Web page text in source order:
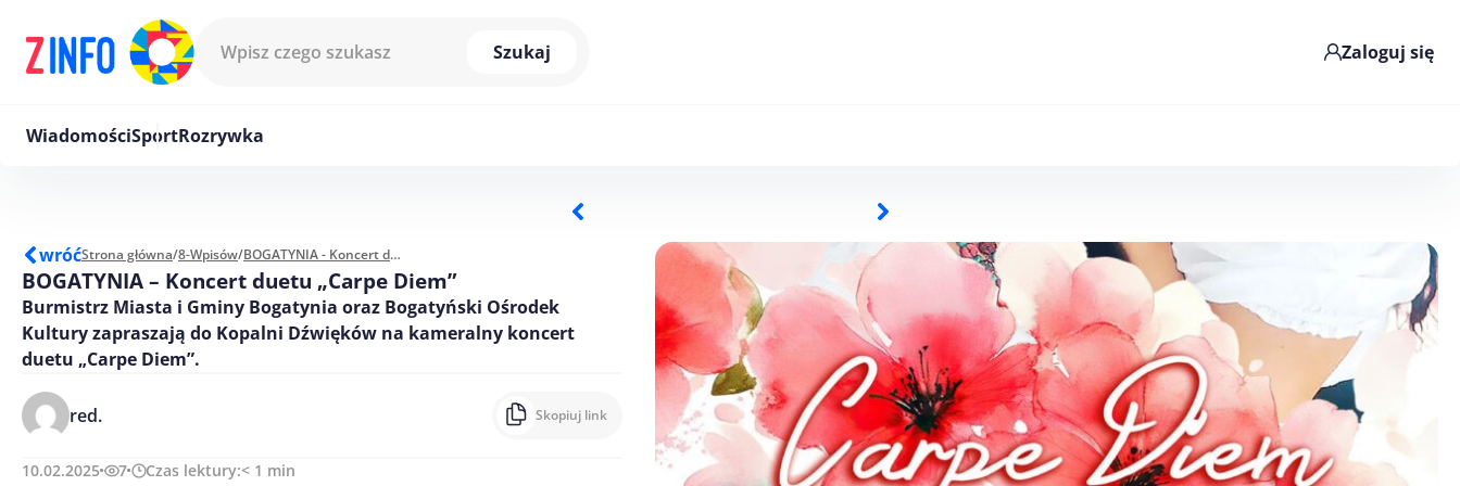
Szukaj
Zaloguj się
WiadomościSportRozrywka
wróćStrona główna/8-Wpisów/ BOGATYNIA - Koncert duetu „Carpe Diem”
BOGATYNIA – Koncert duetu „Carpe Diem”
Burmistrz Miasta i Gminy Bogatynia oraz Bogatyński Ośrodek
Kultury zapraszają do Kopalni Dźwięków na kameralny koncert
duetu „Carpe Diem”.
red. Skopiuj link
10.02.2025 7 Czas lektury:< 1 min